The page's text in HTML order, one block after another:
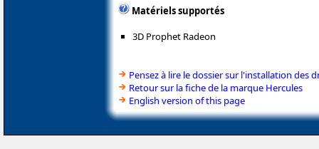
Matériels supportés
3D Prophet Radeon
Pensez à lire le dossier sur l'installation des
Retour sur la fiche de la marque Hercules
English version of this page